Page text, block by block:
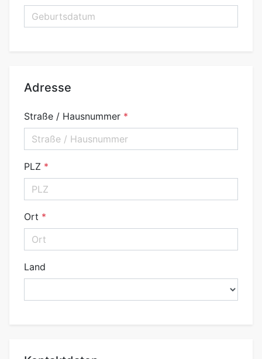
Adresse
Straße / Hausnummer
PLZ
Ort
Land